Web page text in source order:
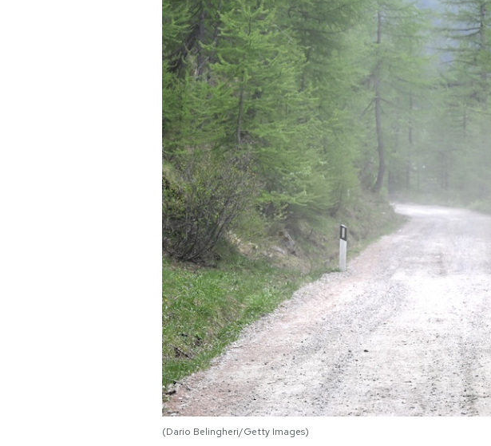
(Dario Belingheri/Getty Images)